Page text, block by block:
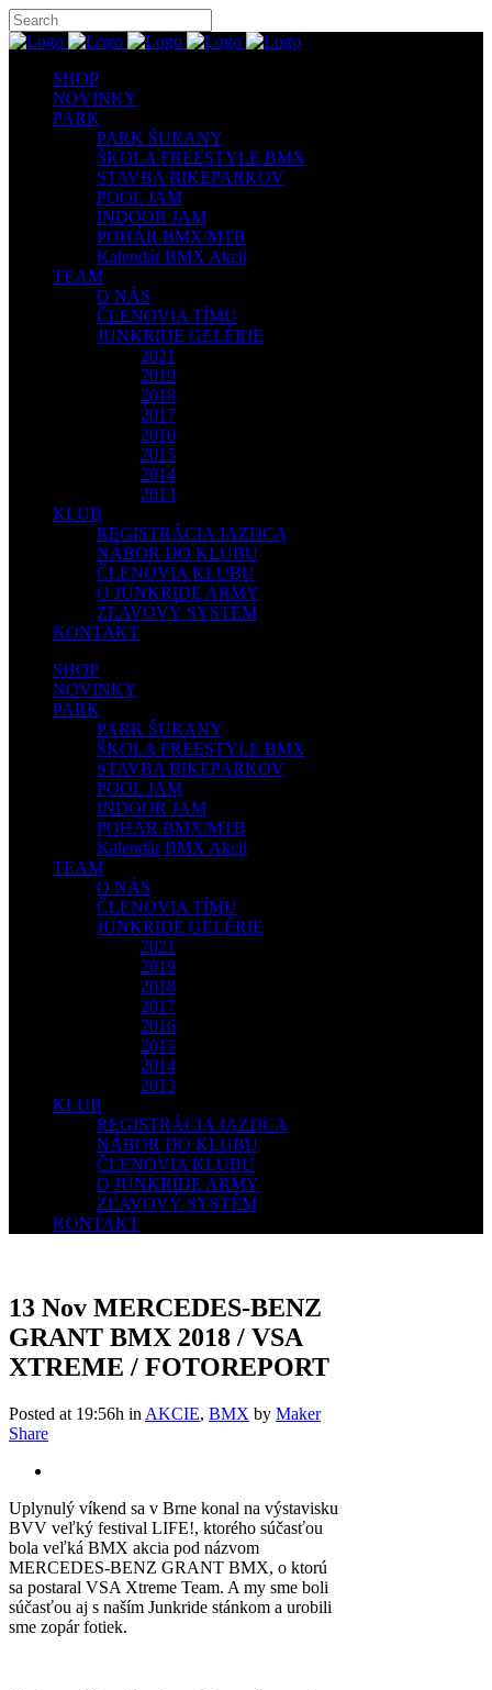
SHOP
NOVINKY
PARK
PARK ŠURANY
ŠKOLA FREESTYLE BMX
STAVBA BIKEPARKOV
POOL JAM
INDOOR JAM
POHÁR BMX/MTB
Kalendár BMX Akcií
TEAM
O NÁS
ČLENOVIA TÍMU
JUNKRIDE GELÉRIE
2021
2019
2018
2017
2016
2015
2014
2013
KLUB
REGISTRÁCIA JAZDCA
NÁBOR DO KLUBU
ČLENOVIA KLUBU
O JUNKRIDE ARMY
ZĽAVOVÝ SYSTÉM
KONTAKT
SHOP
NOVINKY
PARK
PARK ŠURANY
ŠKOLA FREESTYLE BMX
STAVBA BIKEPARKOV
POOL JAM
INDOOR JAM
POHÁR BMX/MTB
Kalendár BMX Akcií
TEAM
O NÁS
ČLENOVIA TÍMU
JUNKRIDE GELÉRIE
2021
2019
2018
2017
2016
2015
2014
2013
KLUB
REGISTRÁCIA JAZDCA
NÁBOR DO KLUBU
ČLENOVIA KLUBU
O JUNKRIDE ARMY
ZĽAVOVÝ SYSTÉM
KONTAKT
13 Nov MERCEDES-BENZ
GRANT BMX 2018 / VSA
XTREME / FOTOREPORT
Posted at 19:56h in AKCIE, BMX by Maker
Share
Uplynulý víkend sa v Brne konal na výstavisku
BVV veľký festival LIFE!, ktorého súčasťou
bola veľká BMX akcia pod názvom
MERCEDES-BENZ GRANT BMX, o ktorú
sa postaral VSA Xtreme Team. A my sme boli
súčasťou aj s naším Junkride stánkom a urobili
sme zopár fotiek.